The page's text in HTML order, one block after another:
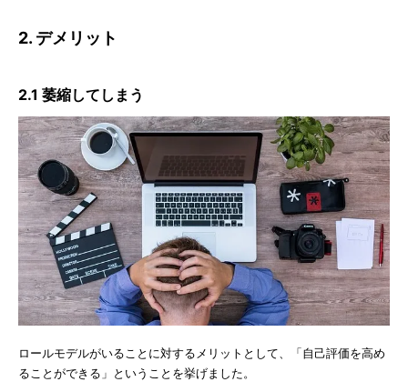
2. デメリット
2.1 萎縮してしまう
ロールモデルがいることに対するメリットとして、「自己評価を高め
ることができる」ということを挙げました。